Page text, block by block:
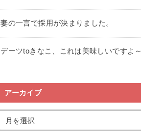
妻の一言で採用が決まりました。
デーツtoきなこ、これは美味しいですよ～
アーカイブ